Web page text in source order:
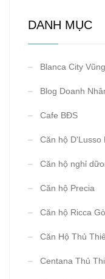
DANH MỤC
Blanca City
Blog Doanh
Cafe BĐS
Căn hộ D'Lusso
Căn hộ nghỉ
Căn hộ Precia
Căn hộ Ricca
Căn Hộ Thủ
Centana Thủ